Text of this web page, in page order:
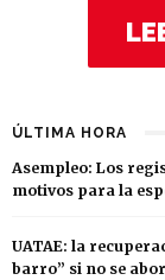
ÚLTIMA HORA
Asempleo: Los
motivos para la
UATAE: la
barro” si no se